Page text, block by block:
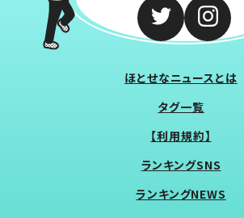
ほとせなニュースとは
タグ一覧
【利用規約】
ランキングSNS
ランキングNEWS